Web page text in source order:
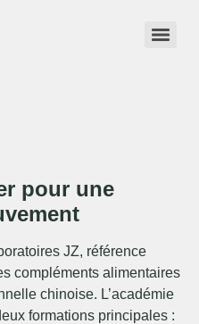
pour une
JZ, référence
compléments alimentaires
chinoise. L’académie
formations principales :